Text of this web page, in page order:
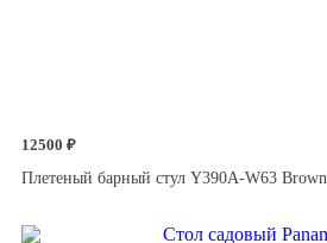
12500 ₽
Плетеный барный стул Y390A-W63 Brown